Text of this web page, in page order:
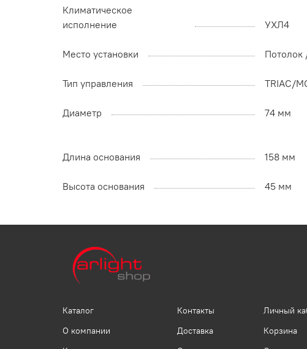
Климатическое
исполнение
УХЛ4
Место установки Потолок
Тип управления TRIAC/
Диаметр 74 мм
Длина основания 158 мм
Высота основания 45 мм
Каталог
О компании
Контакты
Доставка
Личный
Корзина